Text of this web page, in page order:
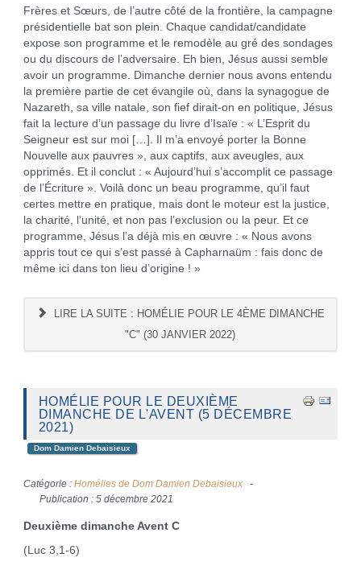
Frères et Sœurs, de l’autre côté de la frontière, la campagne
présidentielle bat son plein. Chaque candidat/candidate
expose son programme et le remodèle au gré des sondages
ou du discours de l’adversaire. Eh bien, Jésus aussi semble
avoir un programme. Dimanche dernier nous avons entendu
la première partie de cet évangile où, dans la synagogue de
Nazareth, sa ville natale, son fief dirait-on en politique, Jésus
fait la lecture d’un passage du livre d’Isaïe : « L’Esprit du
Seigneur est sur moi […]. Il m’a envoyé porter la Bonne
Nouvelle aux pauvres », aux captifs, aux aveugles, aux
opprimés. Et il conclut : « Aujourd’hui s’accomplit ce passage
de l’Écriture ». Voilà donc un beau programme, qu’il faut
certes mettre en pratique, mais dont le moteur est la justice,
la charité, l’unité, et non pas l’exclusion ou la peur. Et ce
programme, Jésus l’a déjà mis en œuvre : « Nous avons
appris tout ce qui s’est passé à Capharnaüm : fais donc de
même ici dans ton lieu d’origine ! »
LIRE LA SUITE : HOMÉLIE POUR LE 4ÈME DIMANCHE
"C" (30 JANVIER 2022)
HOMÉLIE POUR LE DEUXIÈME
DIMANCHE DE L'AVENT (5 DÉCEMBRE
2021)
Dom Damien Debaisieux
Catégorie : Homélies de Dom Damien Debaisieux
Publication : 5 décembre 2021
Deuxième dimanche Avent C
(Luc 3,1-6)